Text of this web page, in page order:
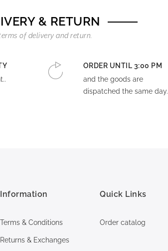
& RETURN
of delivery and return.
ORDER UNTIL 3:00 PM
and the goods are
dispatched the same day.
Information
Terms & Conditions
Returns & Exchanges
Quick Links
Order catalog